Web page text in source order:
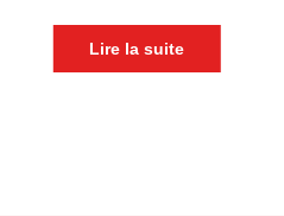
Lire la suite